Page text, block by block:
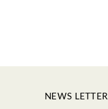
NEWS LETTER